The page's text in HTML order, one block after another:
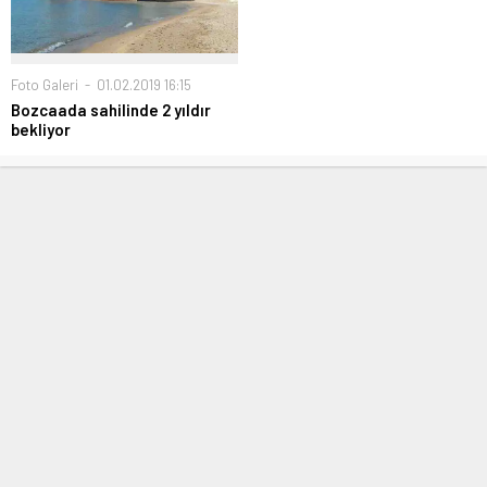
Foto Galeri 01.02.2019 16:15
Bozcaada sahilinde 2 yıldır
bekliyor